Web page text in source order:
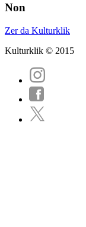
Non
Zer da Kulturklik
Kulturklik © 2015